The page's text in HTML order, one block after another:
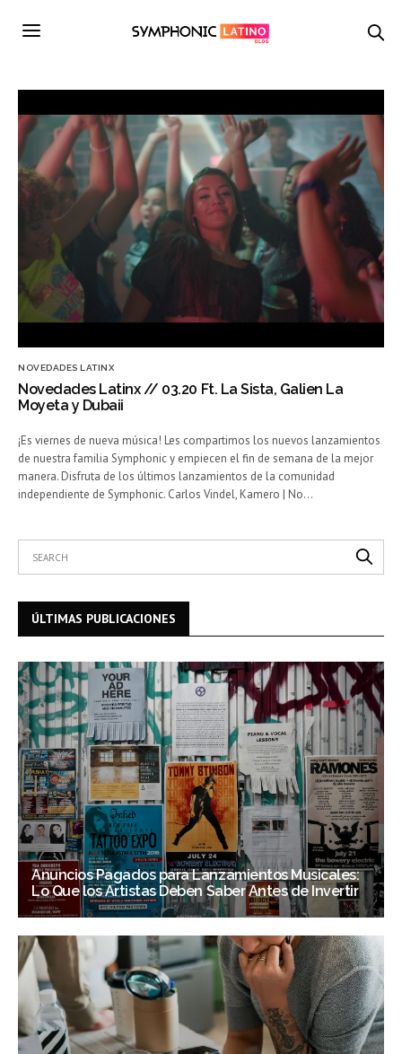
NOVEDADES LATINX
Novedades Latinx // 03.20 Ft. La Sista, Galien La
Moyeta y Dubaii
¡Es viernes de nueva música! Les compartimos los nuevos lanzamientos
de nuestra familia Symphonic y empiecen el fin de semana de la mejor
manera. Disfruta de los últimos lanzamientos de la comunidad
independiente de Symphonic. Carlos Vindel, Kamero | No…
ÚLTIMAS PUBLICACIONES
Anuncios Pagados para Lanzamientos Musicales:
Lo Que los Artistas Deben Saber Antes de Invertir